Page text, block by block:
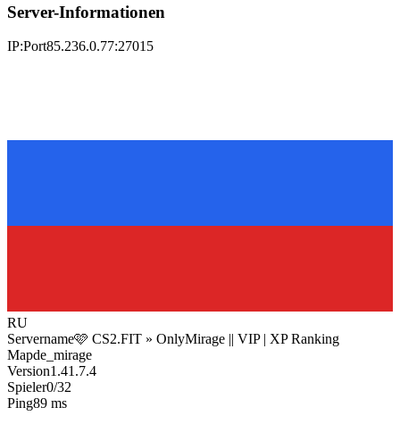
Server-Informationen
IP:Port85.236.0.77:27015
RU
Servername🩷 CS2.FIT » OnlyMirage || VIP | XP Ranking
Mapde_mirage
Version1.41.7.4
Spieler0/32
Ping89 ms